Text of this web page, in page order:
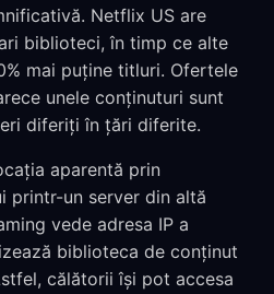
Netflix US are
biblioteci, în timp ce alte
mai puține titluri. Ofertele
unele conținuturi sunt
diferiți în țări diferite.
aparentă prin
printr-un server din altă
vede adresa IP a
biblioteca de conținut
călătorii își pot accesa